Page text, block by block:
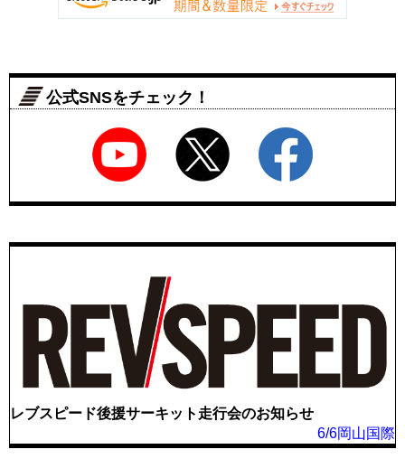
公式SNSをチェック！
レブスピード後援サーキット走行会のお知らせ
6/6岡山国際